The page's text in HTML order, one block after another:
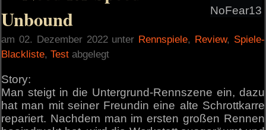
NoFear13
Unbound
am 02. Dezember 2022 unter Rennspiele, Review, Spiele-
Blackliste,Test abgelegt
Story:
Man steigt in die Untergrund-Rennszene ein, dazu
hat man mit seiner Freundin eine alte Schrottkarre
repariert. Nachdem man im ersten großen Rennen